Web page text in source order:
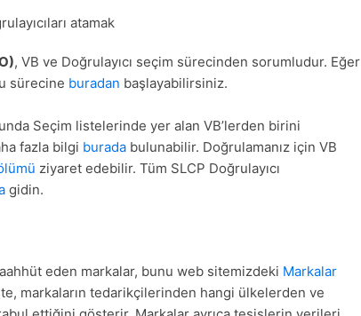
atamak
, VB ve Doğrulayıcı seçim sürecinden sorumludur. Eğer
sürecine buradan başlayabilirsiniz.
Seçim listelerinde yer alan VB’lerden birini
fazla bilgi burada bulunabilir. Doğrulamanız için VB
ziyaret edebilir. Tüm SLCP Doğrulayıcı
gidin.
eden markalar, bunu web sitemizdeki Markalar
markaların tedarikçilerinden hangi ülkelerden ve